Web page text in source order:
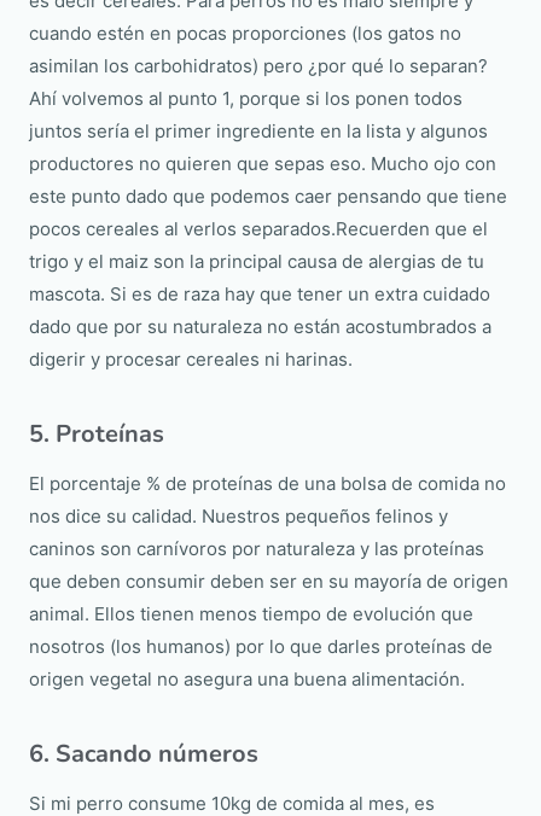
cuando estén en pocas proporciones (los gatos no
asimilan los carbohidratos) pero ¿por qué lo separan?
Ahí volvemos al punto 1, porque si los ponen todos
juntos sería el primer ingrediente en la lista y algunos
productores no quieren que sepas eso. Mucho ojo con
este punto dado que podemos caer pensando que tiene
pocos cereales al verlos separados.Recuerden que el
trigo y el maiz son la principal causa de alergias de tu
mascota. Si es de raza hay que tener un extra cuidado
dado que por su naturaleza no están acostumbrados a
digerir y procesar cereales ni harinas.
5. Proteínas
El porcentaje % de proteínas de una bolsa de comida no
nos dice su calidad. Nuestros pequeños felinos y
caninos son carnívoros por naturaleza y las proteínas
que deben consumir deben ser en su mayoría de origen
animal. Ellos tienen menos tiempo de evolución que
nosotros (los humanos) por lo que darles proteínas de
origen vegetal no asegura una buena alimentación.
6. Sacando números
Si mi perro consume 10kg de comida al mes, es